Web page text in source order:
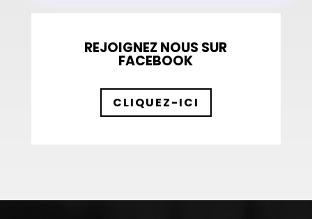
REJOIGNEZ NOUS SUR
FACEBOOK
CLIQUEZ-ICI